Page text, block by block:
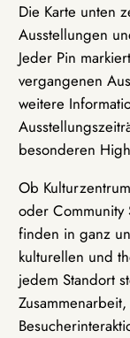
Die Karte unten
Ausstellungen
Jeder Pin
vergangenen
weitere
besonderen
Ob
oder
finden in ganz
kulturellen und
jedem Standort